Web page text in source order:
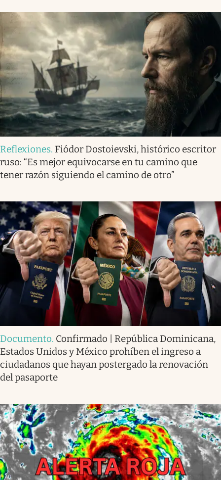
Reflexiones. Fiódor Dostoievski, histórico escritor
ruso: “Es mejor equivocarse en tu camino que
tener razón siguiendo el camino de otro”
Documento. Confirmado | República Dominicana,
Estados Unidos y México prohíben el ingreso a
ciudadanos que hayan postergado la renovación
del pasaporte